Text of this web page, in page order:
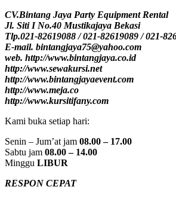
CV.Bintang Jaya Party Equipment Rental
Jl. Siti I No.40 Mustikajaya Bekasi
Tlp.021-82619088 / 021-82619089 / 021-
E-mail. bintangjaya75@yahoo.com
web. http://www.bintangjaya.co.id
http://www.sewakursi.net
http://www.bintangjayaevent.com
http://www.meja.co
http://www.kursitifany.com
Kami buka setiap hari:
Senin – Jum’at jam 08.00 – 17.00
Sabtu jam 08.00 – 14.00
Minggu LIBUR
RESPON CEPAT